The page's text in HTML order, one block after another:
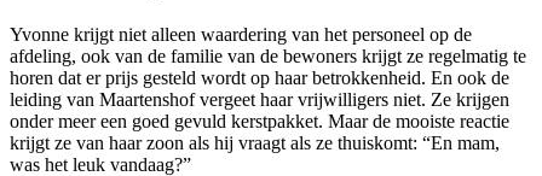
Yvonne krijgt niet alleen waardering van het personeel op de
afdeling, ook van de familie van de bewoners krijgt ze regelmatig te
horen dat er prijs gesteld wordt op haar betrokkenheid. En ook de
leiding van Maartenshof vergeet haar vrijwilligers niet. Ze krijgen
onder meer een goed gevuld kerstpakket. Maar de mooiste reactie
krijgt ze van haar zoon als hij vraagt als ze thuiskomt: “En mam,
was het leuk vandaag?”